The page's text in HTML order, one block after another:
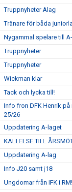
Truppnyheter Alag
Tränare för båda
Nygammal spelare till
Truppnyheter
Truppnyheter
Wickman klar
Tack och lycka till!
Info fron DFK Henrik
25/26
Uppdatering A-laget
KALLELSE TILL
Uppdatering A-lag
Info J20 samt j18
Ungdomar från IFK i RM!